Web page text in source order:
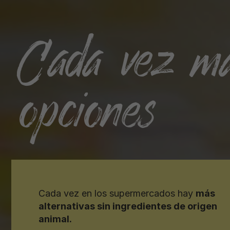
Cada vez
opciones
Cada vez en los supermercados hay más
alternativas sin ingredientes de origen
animal.